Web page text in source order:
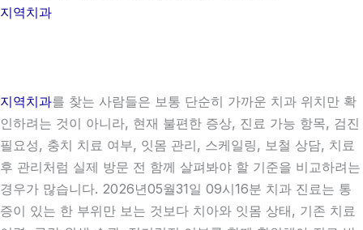
지역치과
지역치과를 찾는 사람들은 보통 단순히 가까운 치과 위치만 확
인하려는 것이 아니라, 현재 불편한 증상, 진료 가능 항목, 검진
필요성, 충치 치료 여부, 잇몸 관리, 스케일링, 보철 상담, 치료
후 관리처럼 실제 방문 전 함께 살펴봐야 할 기준을 비교하려는
경우가 많습니다. 2026년05월31일 09시16분 치과 진료는 통
증이 있는 한 부위만 보는 것보다 치아와 잇몸 상태, 기존 치료